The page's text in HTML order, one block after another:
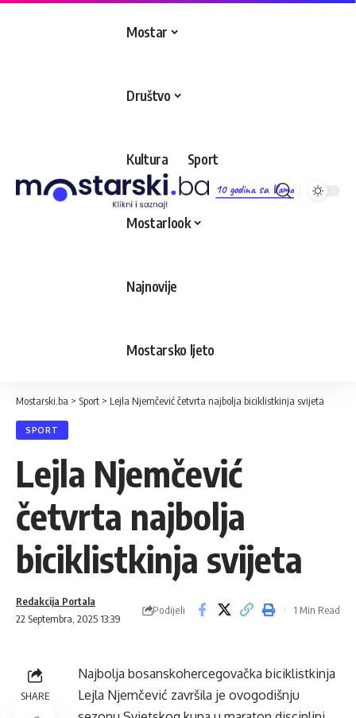
10 godina sa Vama
Mostar
Društvo
Kultura Sport
Mostarlook
Najnovije
Mostarsko ljeto
Mostarski.ba > Sport > Lejla Njemčević četvrta najbolja biciklistkinja svijeta
SPORT
Lejla Njemčević
četvrta najbolja
biciklistkinja svijeta
22 Septembra, 2025 13:39
Redakcija Portala
Podijeli 1 Min Read
SHARE
Najbolja bosanskohercegovačka biciklistkinja
Lejla Njemčević završila je ovogodišnju